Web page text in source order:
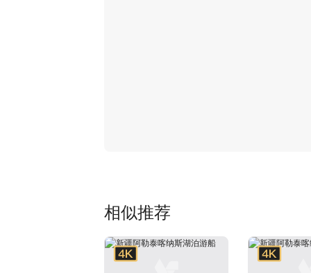
相似推荐